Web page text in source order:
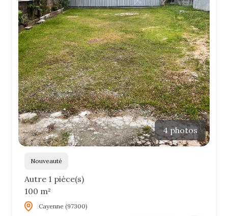
4 photos
Nouveauté
Autre 1 pièce(s)
100 m²
Cayenne (97300)